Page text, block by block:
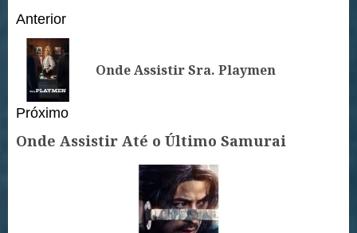
Continue
Reading
Anterior
Onde Assistir Sra. Playmen
Próximo
Próximo
Onde Assistir Até o Último Samurai